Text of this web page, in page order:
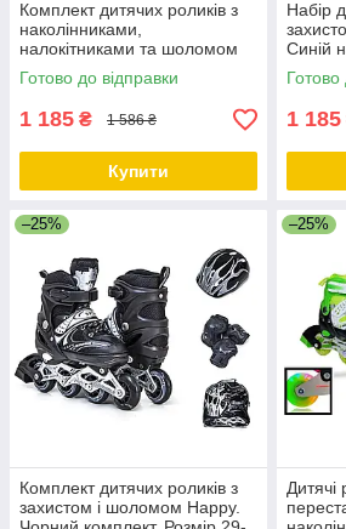
Комплект дитячих роликів з
наколінниками,
налокітниками та шоломом
Happy. Бірюзовий колір.
Розмір 29-33
Готово до відправки
1 185 ₴ 1 586 ₴
Купити
Набір
Синій
Готово
1 185
–25%
Комплект дитячих роликів з
захистом і шоломом Happy.
–25%
Дитячі